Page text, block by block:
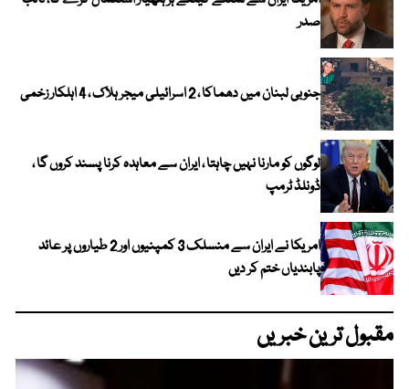
صدر
جنوبی لبنان میں دھماکا ، 2 اسرائیلی میجر ہلاک ، 4 اہلکار زخمی
لوگوں کو مارنا نہیں چاہتا ، ایران سے معاہدہ کرنا پسند کروں گا ،
ڈونلڈ ٹرمپ
امریکا نے ایران سے منسلک 3 کمپنیوں اور 2 طیاروں پر عائد
پابندیاں ختم کر دیں
مقبول ترین خبریں